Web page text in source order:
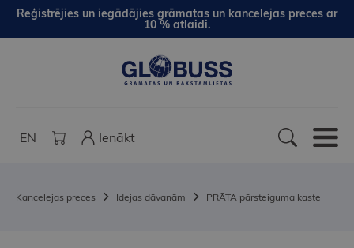
Reģistrējies un iegādājies grāmatas un kancelejas preces ar
10 % atlaidi.
EN Ienākt
Kancelejas preces Idejas dāvanām PRĀTA pārsteiguma kaste